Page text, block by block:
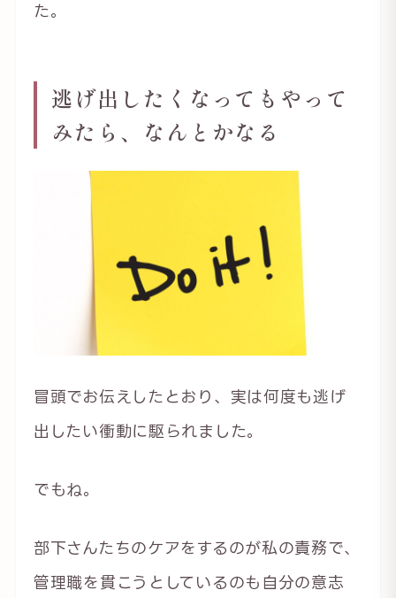
た。
逃げ出したくなってもやって
みたら、なんとかなる
冒頭でお伝えしたとおり、実は何度も逃げ
出したい衝動に駆られました。
でもね。
部下さんたちのケアをするのが私の責務で、
管理職を貫こうとしているのも自分の意志